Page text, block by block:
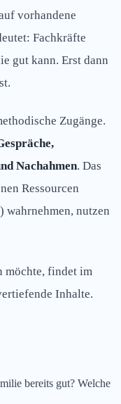
vorhandene
Fachkräfte
gut kann. Erst dann
Zugänge.
Nachahmen. Das
Ressourcen
wahrnehmen, nutzen
möchte, findet im
Inhalte.
bereits gut? Welche